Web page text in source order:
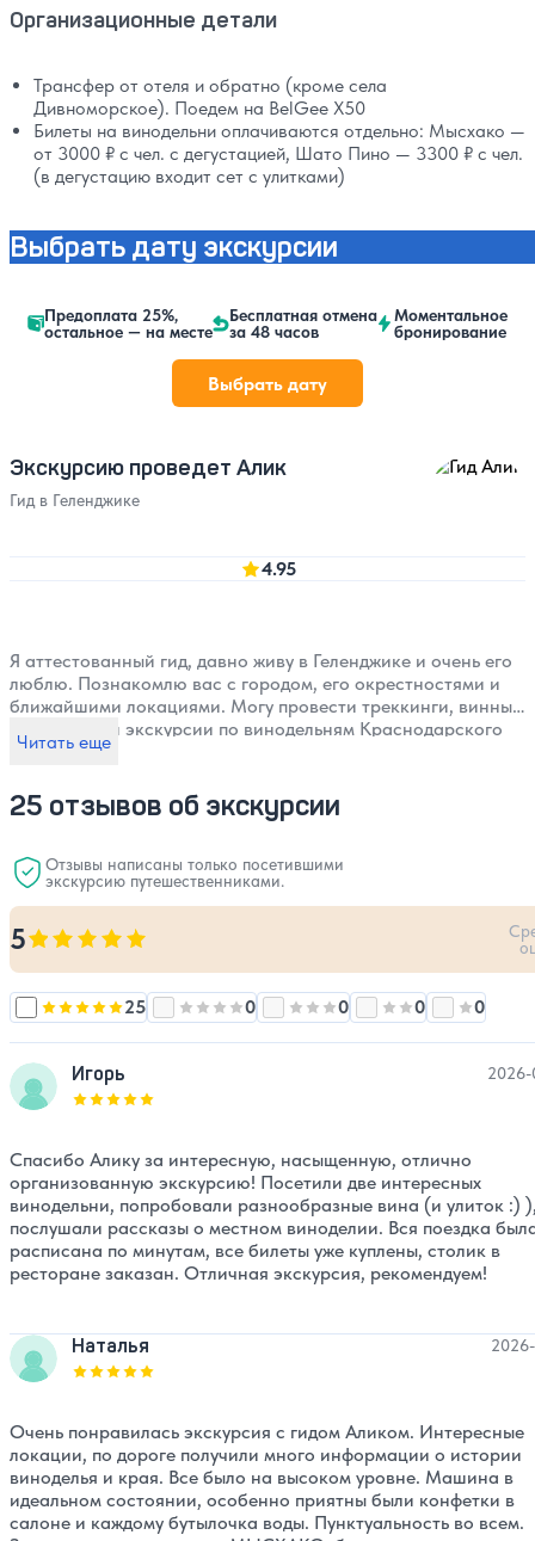
Организационные детали
Трансфер от отеля и обратно (кроме села
Дивноморское). Поедем на BelGee X50
Билеты на винодельни оплачиваются отдельно: Мысхако —
от 3000 ₽ с чел. с дегустацией, Шато Пино — 3300 ₽ с чел.
(в дегустацию входит сет с улитками)
Выбрать дату экскурсии
Предоплата 25%,
остальное — на месте
Бесплатная отмена
за 48 часов
Моментальное
бронирование
Выбрать дату
Экскурсию проведет Алик
Гид в Геленджике
4.95
Я аттестованный гид, давно живу в Геленджике и очень его
люблю. Познакомлю вас с городом, его окрестностями и
ближайшими локациями. Могу провести треккинги, винные
дегустации и экскурсии по винодельням Краснодарского
края. Я объездил весь Краснодарский край и веду блог о
Читать еще
25 отзывов об экскурсии
5Оценка, количество звезд:
Отзывы написаны только посетившими
экскурсию путешественниками.
Оценка, количество звезд:
25 Оценка, количество звезд:4
0 Оценка, количество звезд:
0 Оценка,
0 Оценка,
0
Игорь
Оценка, количество звезд:
2026-
Спасибо Алику за интересную, насыщенную, отлично
организованную экскурсию! Посетили две интересных
винодельни, попробовали разнообразные вина (и улиток :)
послушали рассказы о местном виноделии. Вся поездка
расписана по минутам, все билеты уже куплены, столик в
ресторане заказан. Отличная экскурсия, рекомендуем!
Наталья
Оценка, количество звезд:
Очень понравилась экскурсия с гидом Аликом. Интересные
локации, по дороге получили много информации о истории
виноделья и края. Все было на высоком уровне. Машина в
идеальном состоянии, особенно приятны были конфетки в
салоне и каждому бутылочка воды. Пунктуальность во всем.